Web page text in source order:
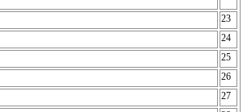
23
24
25
26
27